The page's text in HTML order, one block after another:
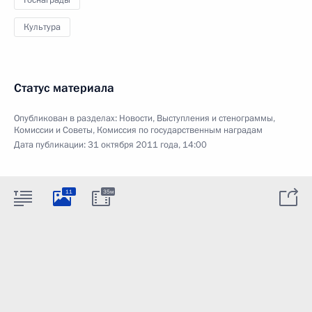
Культура
Статус материала
Опубликован в разделах: Новости, Выступления и стенограммы,
Комиссии и Советы, Комиссия по государственным наградам
Дата публикации:31 октября 2011 года, 14:00
11 35м